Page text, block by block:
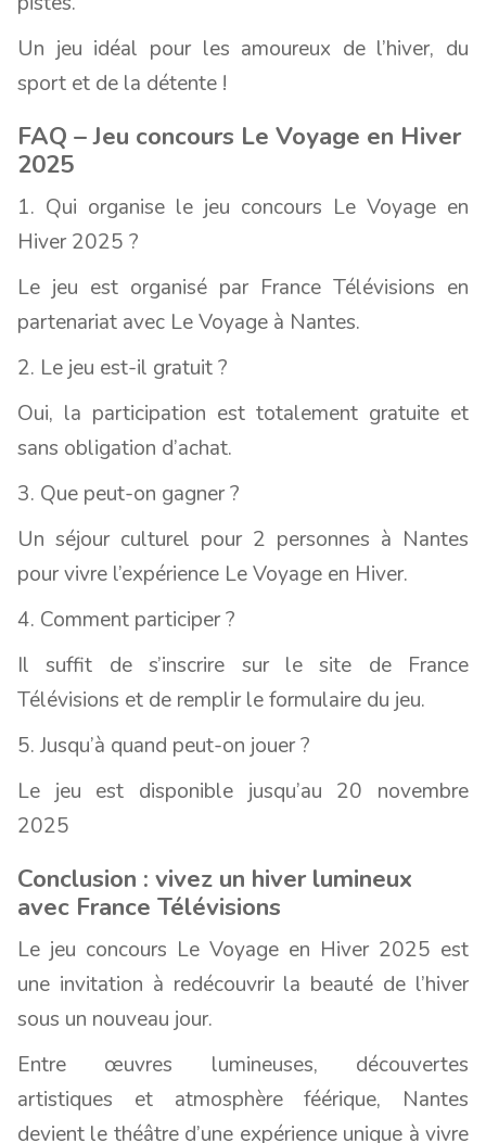
Un jeu idéal pour les amoureux de l’hiver, du
sport et de la détente !
FAQ – Jeu concours Le Voyage en Hiver
2025
1. Qui organise le jeu concours Le Voyage en
Hiver 2025 ?
Le jeu est organisé par France Télévisions en
partenariat avec Le Voyage à Nantes.
2. Le jeu est-il gratuit ?
Oui, la participation est totalement gratuite et
sans obligation d’achat.
3. Que peut-on gagner ?
Un séjour culturel pour 2 personnes à Nantes
pour vivre l’expérience Le Voyage en Hiver.
4. Comment participer ?
Il suffit de s’inscrire sur le site de France
Télévisions et de remplir le formulaire du jeu.
5. Jusqu’à quand peut-on jouer ?
Le jeu est disponible jusqu’au 20 novembre
2025
Conclusion : vivez un hiver lumineux
avec France Télévisions
Le jeu concours Le Voyage en Hiver 2025 est
une invitation à redécouvrir la beauté de l’hiver
sous un nouveau jour.
Entre œuvres lumineuses, découvertes
artistiques et atmosphère féérique, Nantes
devient le théâtre d’une expérience unique à vivre